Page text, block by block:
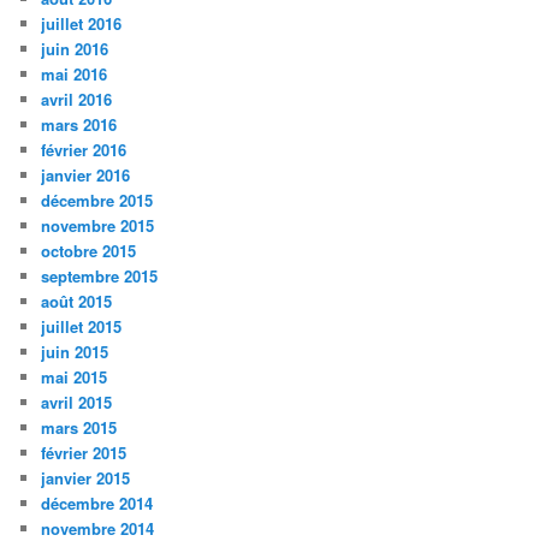
juillet 2016
juin 2016
mai 2016
avril 2016
mars 2016
février 2016
janvier 2016
décembre 2015
novembre 2015
octobre 2015
septembre 2015
août 2015
juillet 2015
juin 2015
mai 2015
avril 2015
mars 2015
février 2015
janvier 2015
décembre 2014
novembre 2014